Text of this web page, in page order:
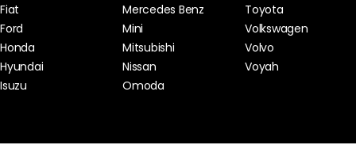
Fiat
Ford
Honda
Hyundai
Isuzu
Mercedes Benz
Mini
Mitsubishi
Nissan
Omoda
Toyota
Volkswagen
Volvo
Voyah